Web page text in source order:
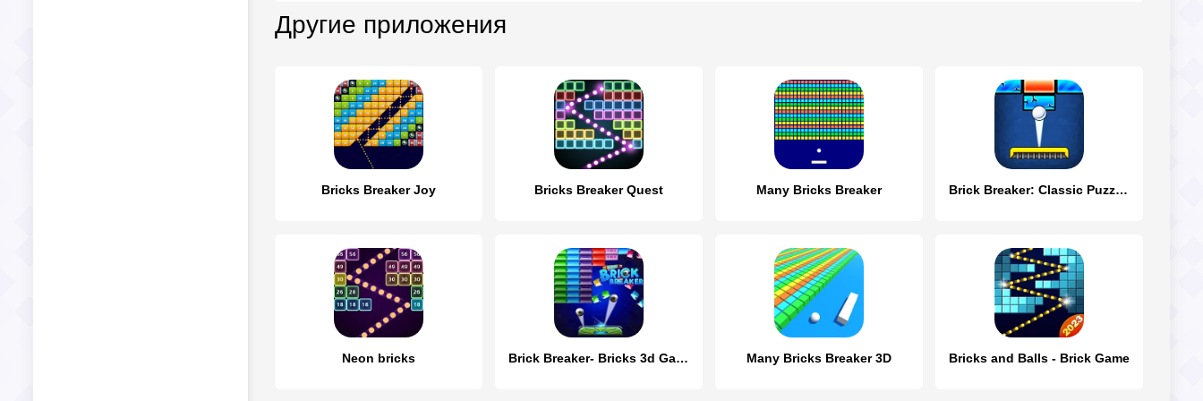
Другие приложения
Bricks Breaker Joy Bricks Breaker Quest Many Bricks Breaker Brick Breaker: Classic Puzzles
Neon bricks Brick Breaker- Bricks 3d Game Many Bricks Breaker 3D Bricks and Balls - Brick Game